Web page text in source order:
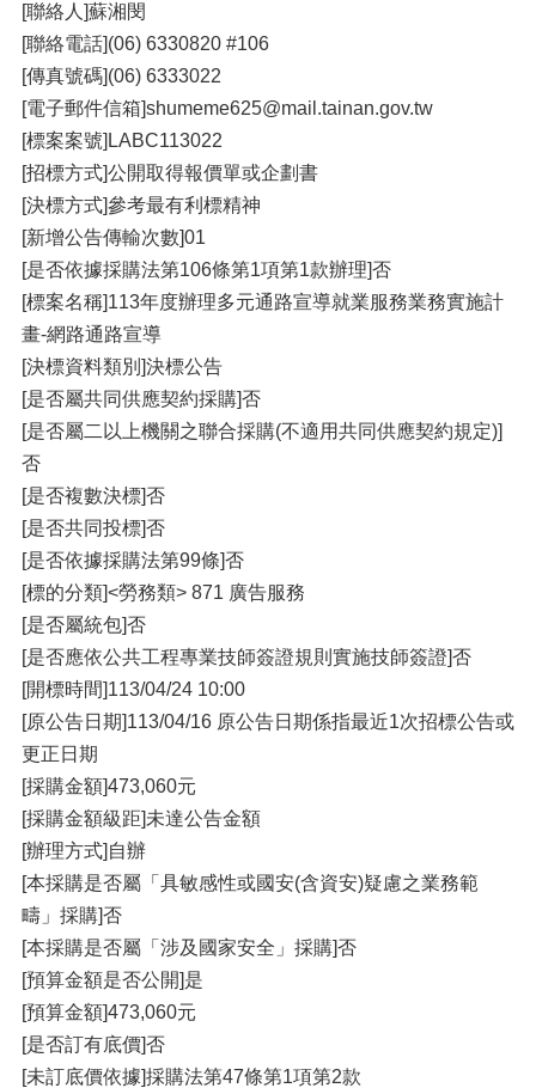
[聯絡人]蘇湘閔
[聯絡電話](06) 6330820 #106
[傳真號碼](06) 6333022
[電子郵件信箱]shumeme625@mail.tainan.gov.tw
[標案案號]LABC113022
[招標方式]公開取得報價單或企劃書
[決標方式]參考最有利標精神
[新增公告傳輸次數]01
[是否依據採購法第106條第1項第1款辦理]否
[標案名稱]113年度辦理多元通路宣導就業服務業務實施計
畫-網路通路宣導
[決標資料類別]決標公告
[是否屬共同供應契約採購]否
[是否屬二以上機關之聯合採購(不適用共同供應契約規定)]
否
[是否複數決標]否
[是否共同投標]否
[是否依據採購法第99條]否
[標的分類]<勞務類> 871 廣告服務
[是否屬統包]否
[是否應依公共工程專業技師簽證規則實施技師簽證]否
[開標時間]113/04/24 10:00
[原公告日期]113/04/16 原公告日期係指最近1次招標公告或
更正日期
[採購金額]473,060元
[採購金額級距]未達公告金額
[辦理方式]自辦
[本採購是否屬「具敏感性或國安(含資安)疑慮之業務範
疇」採購]否
[本採購是否屬「涉及國家安全」採購]否
[預算金額是否公開]是
[預算金額]473,060元
[是否訂有底價]否
[未訂底價依據]採購法第47條第1項第2款